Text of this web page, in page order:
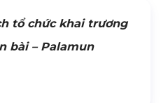
tổ chức khai trương
bài – Palamun